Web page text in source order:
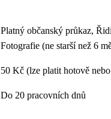
Platný občanský průkaz,
Fotografie (ne starší než 6
50 Kč (lze platit hotově
Do 20 pracovních dnů